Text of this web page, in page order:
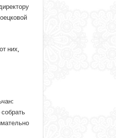
них,